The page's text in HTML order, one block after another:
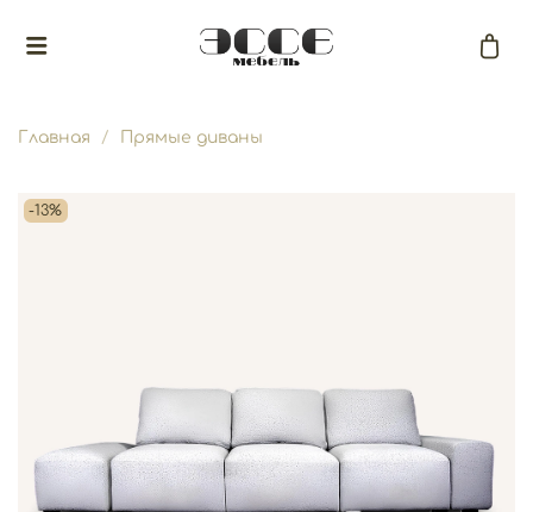
Главная Прямые диваны
-13%